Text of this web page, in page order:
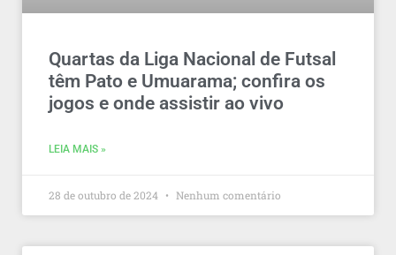
Quartas da Liga Nacional de Futsal
têm Pato e Umuarama; confira os
jogos e onde assistir ao vivo
LEIA MAIS »
28 de outubro de 2024 Nenhum comentário